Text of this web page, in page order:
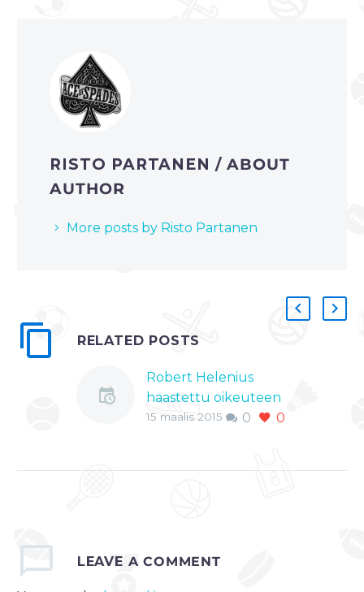
RISTO PARTANEN/ ABOUT
AUTHOR
More posts by Risto Partanen
RELATED POSTS
Robert Helenius
haastettu oikeuteen
Saksalainen
on jättänyt
0 0
15 maalis 2015
LEAVE A COMMENT